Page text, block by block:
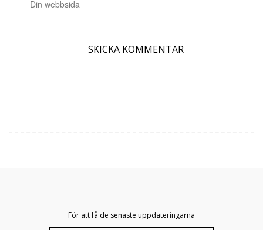
För att få de senaste uppdateringarna